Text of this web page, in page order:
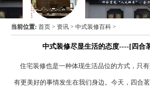
当前位置: 首页 > 资讯 >中式装修百科 >
中式装修尽显生活的态度----[四合
住宅装修也是一种体现生活品位的方式，只
有更美好的事情发生在我们身边。今天，四合